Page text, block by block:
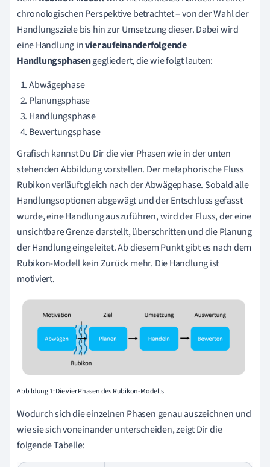
chronologischen Perspektive betrachtet– von der Wahl der
Handlungsziele bis hin zur Umsetzung dieser. Dabei wird
eine Handlung invier aufeinanderfolgende
Handlungsphasengegliedert, die wie folgt lauten:
Abwägephase
Planungsphase
Handlungsphase
Bewertungsphase
Grafisch kannst Du Dir die vier Phasen wie in der unten
stehenden Abbildung vorstellen. Der metaphorische Fluss
Rubikon verläuft gleich nach der Abwägephase. Sobald alle
Handlungsoptionen abgewägt und der Entschluss gefasst
wurde, eine Handlung auszuführen, wird der Fluss, der eine
unsichtbare Grenze darstellt, überschritten und die Planung
der Handlung eingeleitet. Ab diesem Punkt gibt es nach dem
Rubikon-Modell kein Zurück mehr. Die Handlung ist
motiviert.
Abbildung 1: Die vier Phasen des Rubikon-Modells
Wodurch sich die einzelnen Phasen genau auszeichnen und
wie sie sich voneinander unterscheiden, zeigt Dir die
folgende Tabelle: